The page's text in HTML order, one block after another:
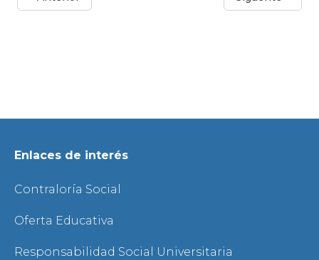
Enlaces de interés
Contraloría Social
Oferta Educativa
Responsabilidad Social Universitaria